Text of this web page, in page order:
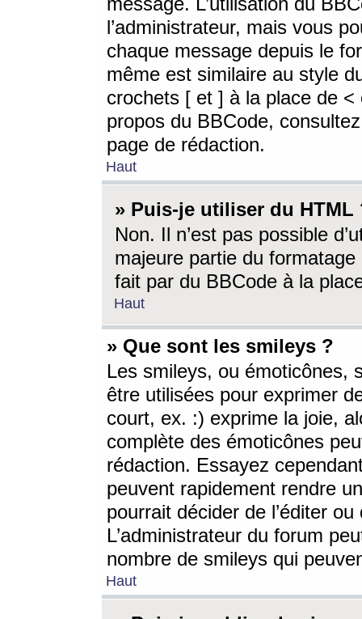
l’administrateur, mais vous
chaque message depuis le
même est similaire au style
crochets [ et ] à la place de <
propos du BBCode,
page de rédaction.
Haut
» Puis-je utiliser du HTML
Non. Il n’est pas possible
majeure partie du
fait par du BBCode à la
Haut
» Que sont les smileys ?
Les smileys, ou émoticônes,
être utilisées pour exprimer
court, ex. :) exprime la joie,
complète des émoticônes
rédaction. Essayez
peuvent rapidement rendre
pourrait décider de l’éditer
L’administrateur du forum
nombre de smileys qui
Haut